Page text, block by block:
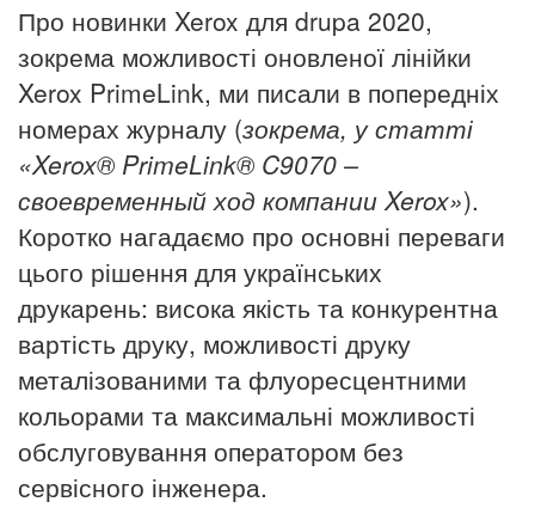
Про новинки Xerox для drupa 2020,
зокрема можливості оновленої лінійки
Xerox PrimeLink, ми писали в попередніх
номерах журналу (зокрема, у статті
«Xerox® PrimeLink® C9070 –
своевременный ход компании Xerox»).
Коротко нагадаємо про основні переваги
цього рішення для українських
друкарень: висока якість та конкурентна
вартість друку, можливості друку
металізованими та флуоресцентними
кольорами та максимальні можливості
обслуговування оператором без
сервісного інженера.